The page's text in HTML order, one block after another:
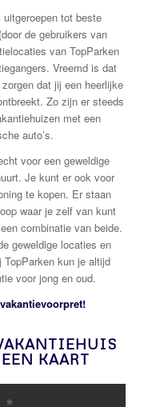
tot beste
de gebruikers van
van TopParken
Vreemd is dat
dat jij een heerlijke
Zo zijn er steeds
met een
auto’s.
voor een geweldige
Je kunt er ook voor
te kopen. Er staan
waar je zelf van kunt
combinatie van beide.
geweldige locaties en
TopParken kun je altijd
voor jong en oud.
KAART